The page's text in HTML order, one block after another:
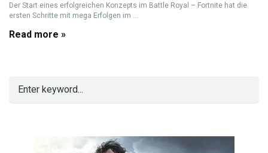
Der Start eines erfolgreichen Konzepts im Battle Royal – Fortnite hat die
ersten Schritte mit mega Erfolgen im ...
Read more »